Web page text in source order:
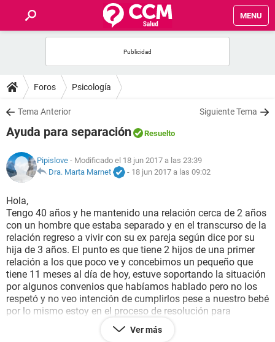
MENU
FOROS
SALUD
FAMILIA
NUTRICIÓN
BIENESTAR
SEXUALIDAD
GLOSARIO
Foros Psicología
Tema Anterior Siguiente Tema
Ayuda para separación Resuelto
Pipislove - Modificado el 18 jun 2017 a las 23:39
Dra. Marta Marnet
- 18 jun 2017 a las 09:02
Hola,
Tengo 40 años y he mantenido una relación cerca de 2 años
con un hombre que estaba separado y en el transcurso de la
relación regreso a vivir con su ex pareja según dice por su
hija de 3 años. El punto es que tiene 2 hijos de una primer
relación a los que poco ve y concebimos un pequeño que
tiene 11 meses al día de hoy, estuve soportando la situación
por algunos convenios que habíamos hablado pero no los
respetó y no veo intención de cumplirlos pese a nuestro bebé
por lo mismo estoy en el proceso de resolución para
terminar con el pero me angustia el trato que vendrá
después de la separación porque repercute en el tiempo que
Ver más